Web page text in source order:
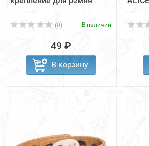
(0) В наличии
49 ₽
В корзину